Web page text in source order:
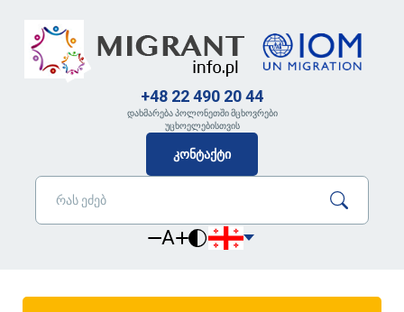
+48 22 490 20 44
დახმარება პოლონეთში მცხოვრები
უცხოელებისთვის
კონტაქტი
A